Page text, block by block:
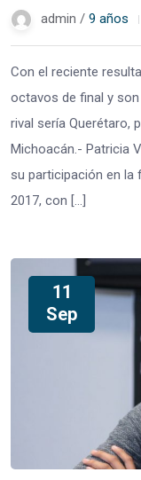
admin / 9 años
Con el reciente
octavos de final y
rival sería Querétaro,
Michoacán.- Patricia
su participación en la
2017, con […]
11
Sep